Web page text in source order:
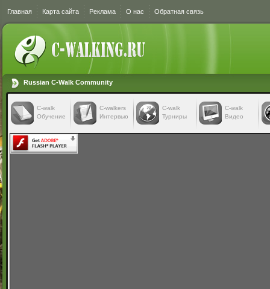
Главная Карта сайта Реклама О нас Обратная связь
Russian C-Walk Community
C-walk
Обучение
C-walkers
Интервью
С-walk
Турниры
С-walk
Видео